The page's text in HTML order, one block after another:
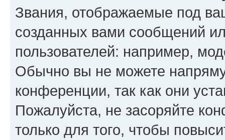
Звания, отображаемые под
созданных вами сообщений
пользователей: например,
Обычно вы не можете
конференции, так как они
Пожалуйста, не засоряйте
только для того, чтобы